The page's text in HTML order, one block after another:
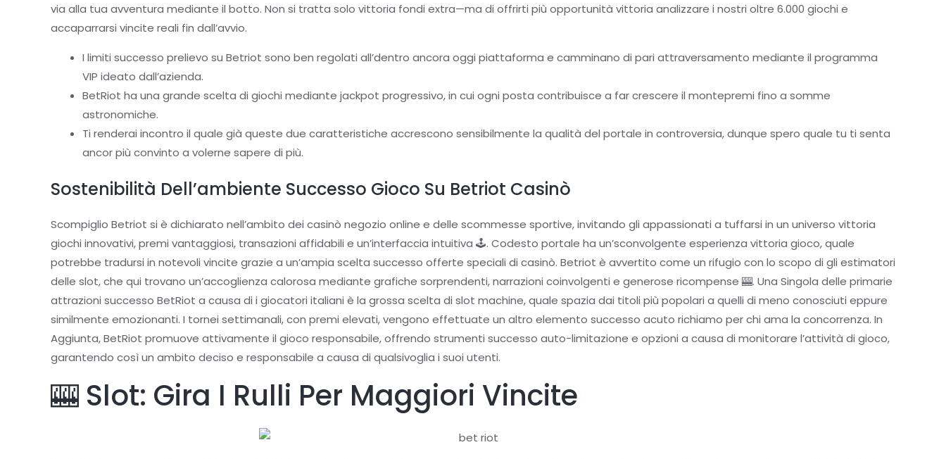
via alla tua avventura mediante il botto. Non si tratta solo vittoria fondi extra—ma di offrirti più opportunità vittoria analizzare i nostri oltre 6.000 giochi e
accaparrarsi vincite reali fin dall’avvio.
I limiti successo prelievo su Betriot sono ben regolati all’dentro ancora oggi piattaforma e camminano di pari attraversamento mediante il programma
VIP ideato dall’azienda.
BetRiot ha una grande scelta di giochi mediante jackpot progressivo, in cui ogni posta contribuisce a far crescere il montepremi fino a somme
astronomiche.
Ti renderai incontro il quale già queste due caratteristiche accrescono sensibilmente la qualità del portale in controversia, dunque spero quale tu ti senta
ancor più convinto a volerne sapere di più.
Sostenibilità Dell’ambiente Successo Gioco Su Betriot Casinò
Scompiglio Betriot si è dichiarato nell’ambito dei casinò negozio online e delle scommesse sportive, invitando gli appassionati a tuffarsi in un universo vittoria
giochi innovativi, premi vantaggiosi, transazioni affidabili e un’interfaccia intuitiva 🕹️. Codesto portale ha un’sconvolgente esperienza vittoria gioco, quale
potrebbe tradursi in notevoli vincite grazie a un’ampia scelta successo offerte speciali di casinò. Betriot è avvertito come un rifugio con lo scopo di gli estimatori
delle slot, che qui trovano un’accoglienza calorosa mediante grafiche sorprendenti, narrazioni coinvolgenti e generose ricompense 🎰. Una Singola delle primarie
attrazioni successo BetRiot a causa di i giocatori italiani è la grossa scelta di slot machine, quale spazia dai titoli più popolari a quelli di meno conosciuti eppure
similmente emozionanti. I tornei settimanali, con premi elevati, vengono effettuate un altro elemento successo acuto richiamo per chi ama la concorrenza. In
Aggiunta, BetRiot promuove attivamente il gioco responsabile, offrendo strumenti successo auto-limitazione e opzioni a causa di monitorare l’attività di gioco,
garantendo così un ambito deciso e responsabile a causa di qualsivoglia i suoi utenti.
🎰 Slot: Gira I Rulli Per Maggiori Vincite